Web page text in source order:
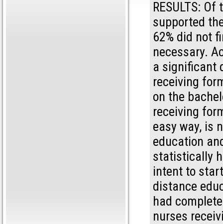
RESULTS:
supported
62% did not
necessary.
a significant
receiving
on the
receiving
easy way, is
education
statistically
intent to
distance
had
nurses